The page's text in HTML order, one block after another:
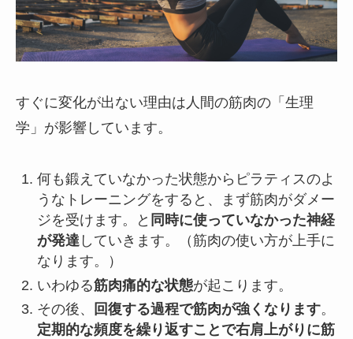
すぐに変化が出ない理由は人間の筋肉の「生理
学」が影響しています。
何も鍛えていなかった状態からピラティスのよ
うなトレーニングをすると、まず筋肉がダメー
ジを受けます。と 同時に使っていなかった神経
が発達していきます。（筋肉の使い方が上手に
なります。）
いわゆる筋肉痛的な状態が起こります。
その後、
回復する過程で筋肉が強くなります。
定期的な頻度を繰り返すことで右肩上がりに筋